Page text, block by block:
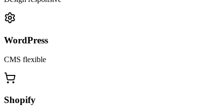
WordPress
CMS flexible
Shopify